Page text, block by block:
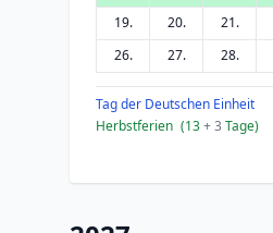
19.
20. 21.
26.
27. 28.
Tag der Deutschen Einheit
Herbstferien (13+ 3 Tage)